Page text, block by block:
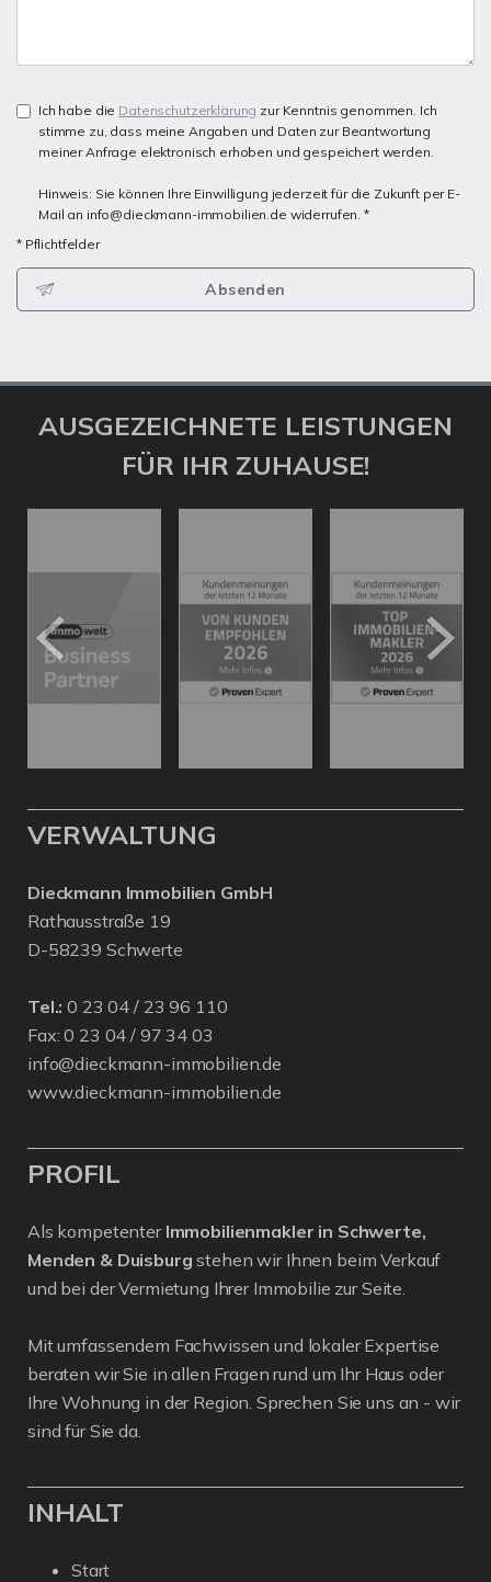
Ich habe die Datenschutzerklärung zur Kenntnis genommen. Ich
stimme zu, dass meine Angaben und Daten zur Beantwortung
meiner Anfrage elektronisch erhoben und gespeichert werden.
Hinweis: Sie können Ihre Einwilligung jederzeit für die Zukunft per E-
Mail an info@dieckmann-immobilien.de widerrufen. *
* Pflichtfelder
Absenden
AUSGEZEICHNETE LEISTUNGEN
FÜR IHR ZUHAUSE!
VERWALTUNG
Dieckmann Immobilien GmbH
Rathausstraße 19
D-58239 Schwerte
Tel.: 0 23 04 / 23 96 110
Fax: 0 23 04 / 97 34 03
info@dieckmann-immobilien.de
www.dieckmann-immobilien.de
PROFIL
Als kompetenter Immobilienmakler in Schwerte,
Menden & Duisburg stehen wir Ihnen beim Verkauf
und bei der Vermietung Ihrer Immobilie zur Seite.
Mit umfassendem Fachwissen und lokaler Expertise
beraten wir Sie in allen Fragen rund um Ihr Haus oder
Ihre Wohnung in der Region. Sprechen Sie uns an - wir
sind für Sie da.
INHALT
Start